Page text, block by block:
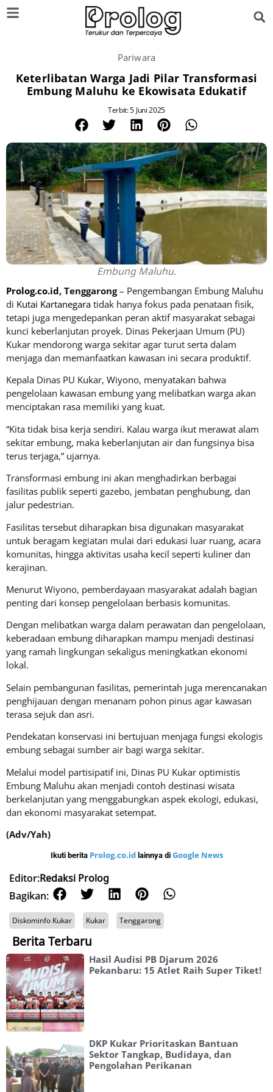
Pariwara
Keterlibatan Warga Jadi Pilar Transformasi
Embung Maluhu ke Ekowisata Edukatif
Terbit: 5 Juni 2025
Embung Maluhu.
Prolog.co.id, Tenggarong– Pengembangan Embung Maluhu
di Kutai Kartanegara tidak hanya fokus pada penataan fisik,
tetapi juga mengedepankan peran aktif masyarakat sebagai
kunci keberlanjutan proyek. Dinas Pekerjaan Umum (PU)
Kukar mendorong warga sekitar agar turut serta dalam
menjaga dan memanfaatkan kawasan ini secara produktif.
Kepala Dinas PU Kukar, Wiyono, menyatakan bahwa
pengelolaan kawasan embung yang melibatkan warga akan
menciptakan rasa memiliki yang kuat.
“Kita tidak bisa kerja sendiri. Kalau warga ikut merawat alam
sekitar embung, maka keberlanjutan air dan fungsinya bisa
terus terjaga,” ujarnya.
Transformasi embung ini akan menghadirkan berbagai
fasilitas publik seperti gazebo, jembatan penghubung, dan
jalur pedestrian.
Fasilitas tersebut diharapkan bisa digunakan masyarakat
untuk beragam kegiatan mulai dari edukasi luar ruang, acara
komunitas, hingga aktivitas usaha kecil seperti kuliner dan
kerajinan.
Menurut Wiyono, pemberdayaan masyarakat adalah bagian
penting dari konsep pengelolaan berbasis komunitas.
Dengan melibatkan warga dalam perawatan dan pengelolaan,
keberadaan embung diharapkan mampu menjadi destinasi
yang ramah lingkungan sekaligus meningkatkan ekonomi
lokal.
Selain pembangunan fasilitas, pemerintah juga merencanakan
penghijauan dengan menanam pohon pinus agar kawasan
terasa sejuk dan asri.
Pendekatan konservasi ini bertujuan menjaga fungsi ekologis
embung sebagai sumber air bagi warga sekitar.
Melalui model partisipatif ini, Dinas PU Kukar optimistis
Embung Maluhu akan menjadi contoh destinasi wisata
berkelanjutan yang menggabungkan aspek ekologi, edukasi,
dan ekonomi masyarakat setempat.
(Adv/Yah)
Ikuti berita Prolog.co.id lainnya di Google News
Editor:Redaksi Prolog
Bagikan:
Diskominfo Kukar Kukar Tenggarong
Berita Terbaru
Hasil Audisi PB Djarum 2026
Pekanbaru: 15 Atlet Raih Super Tiket!
DKP Kukar Prioritaskan Bantuan
Sektor Tangkap, Budidaya, dan
Pengolahan Perikanan